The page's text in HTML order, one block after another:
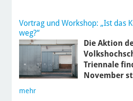
Vortrag und Workshop: „Ist das
weg?“
Die Aktion
Triennale
November
mehr